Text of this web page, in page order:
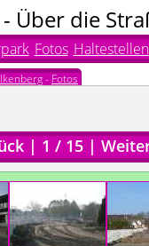
Über die
Fotos Haltestellen
- Fotos
| 1 / 15 |